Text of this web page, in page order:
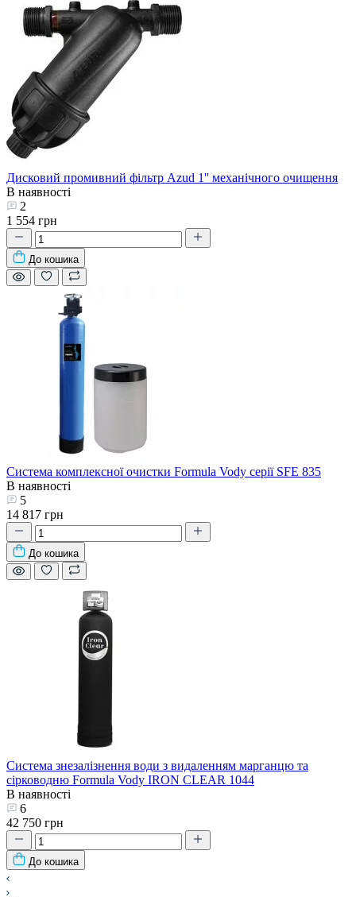
Дисковий промивний фільтр Azud 1'' механічного очищення
В наявності
2
1 554 грн
До кошика
Система комплексної очистки Formula Vody серії SFE 835
В наявності
5
14 817 грн
До кошика
Система знезалізнення води з видаленням марганцю та
сірководню Formula Vody IRON CLEAR 1044
В наявності
6
42 750 грн
До кошика